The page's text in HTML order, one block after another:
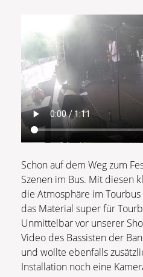
Schon auf dem Weg zum
Szenen im Bus. Mit diesen
die Atmosphäre im
das Material super für
Unmittelbar vor unserer
Video des Bassisten der
und wollte ebenfalls
Installation noch eine